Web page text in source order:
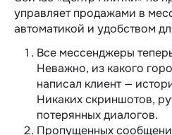
управляет продажами в
автоматикой и удобством
Все мессенджеры
Неважно, из какого
написал клиент —
Никаких скриншотов,
потерянных диалогов.
Пропущенных